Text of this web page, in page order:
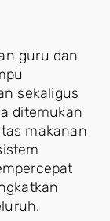
guru dan
sekaligus
ditemukan
makanan